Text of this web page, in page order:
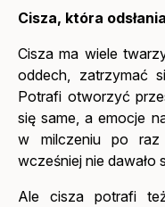
Cisza, która
Cisza ma wiele
oddech, zatrzymać
Potrafi otworzyć
się same, a emocje
w milczeniu po raz
wcześniej nie dawało
Ale cisza potrafi